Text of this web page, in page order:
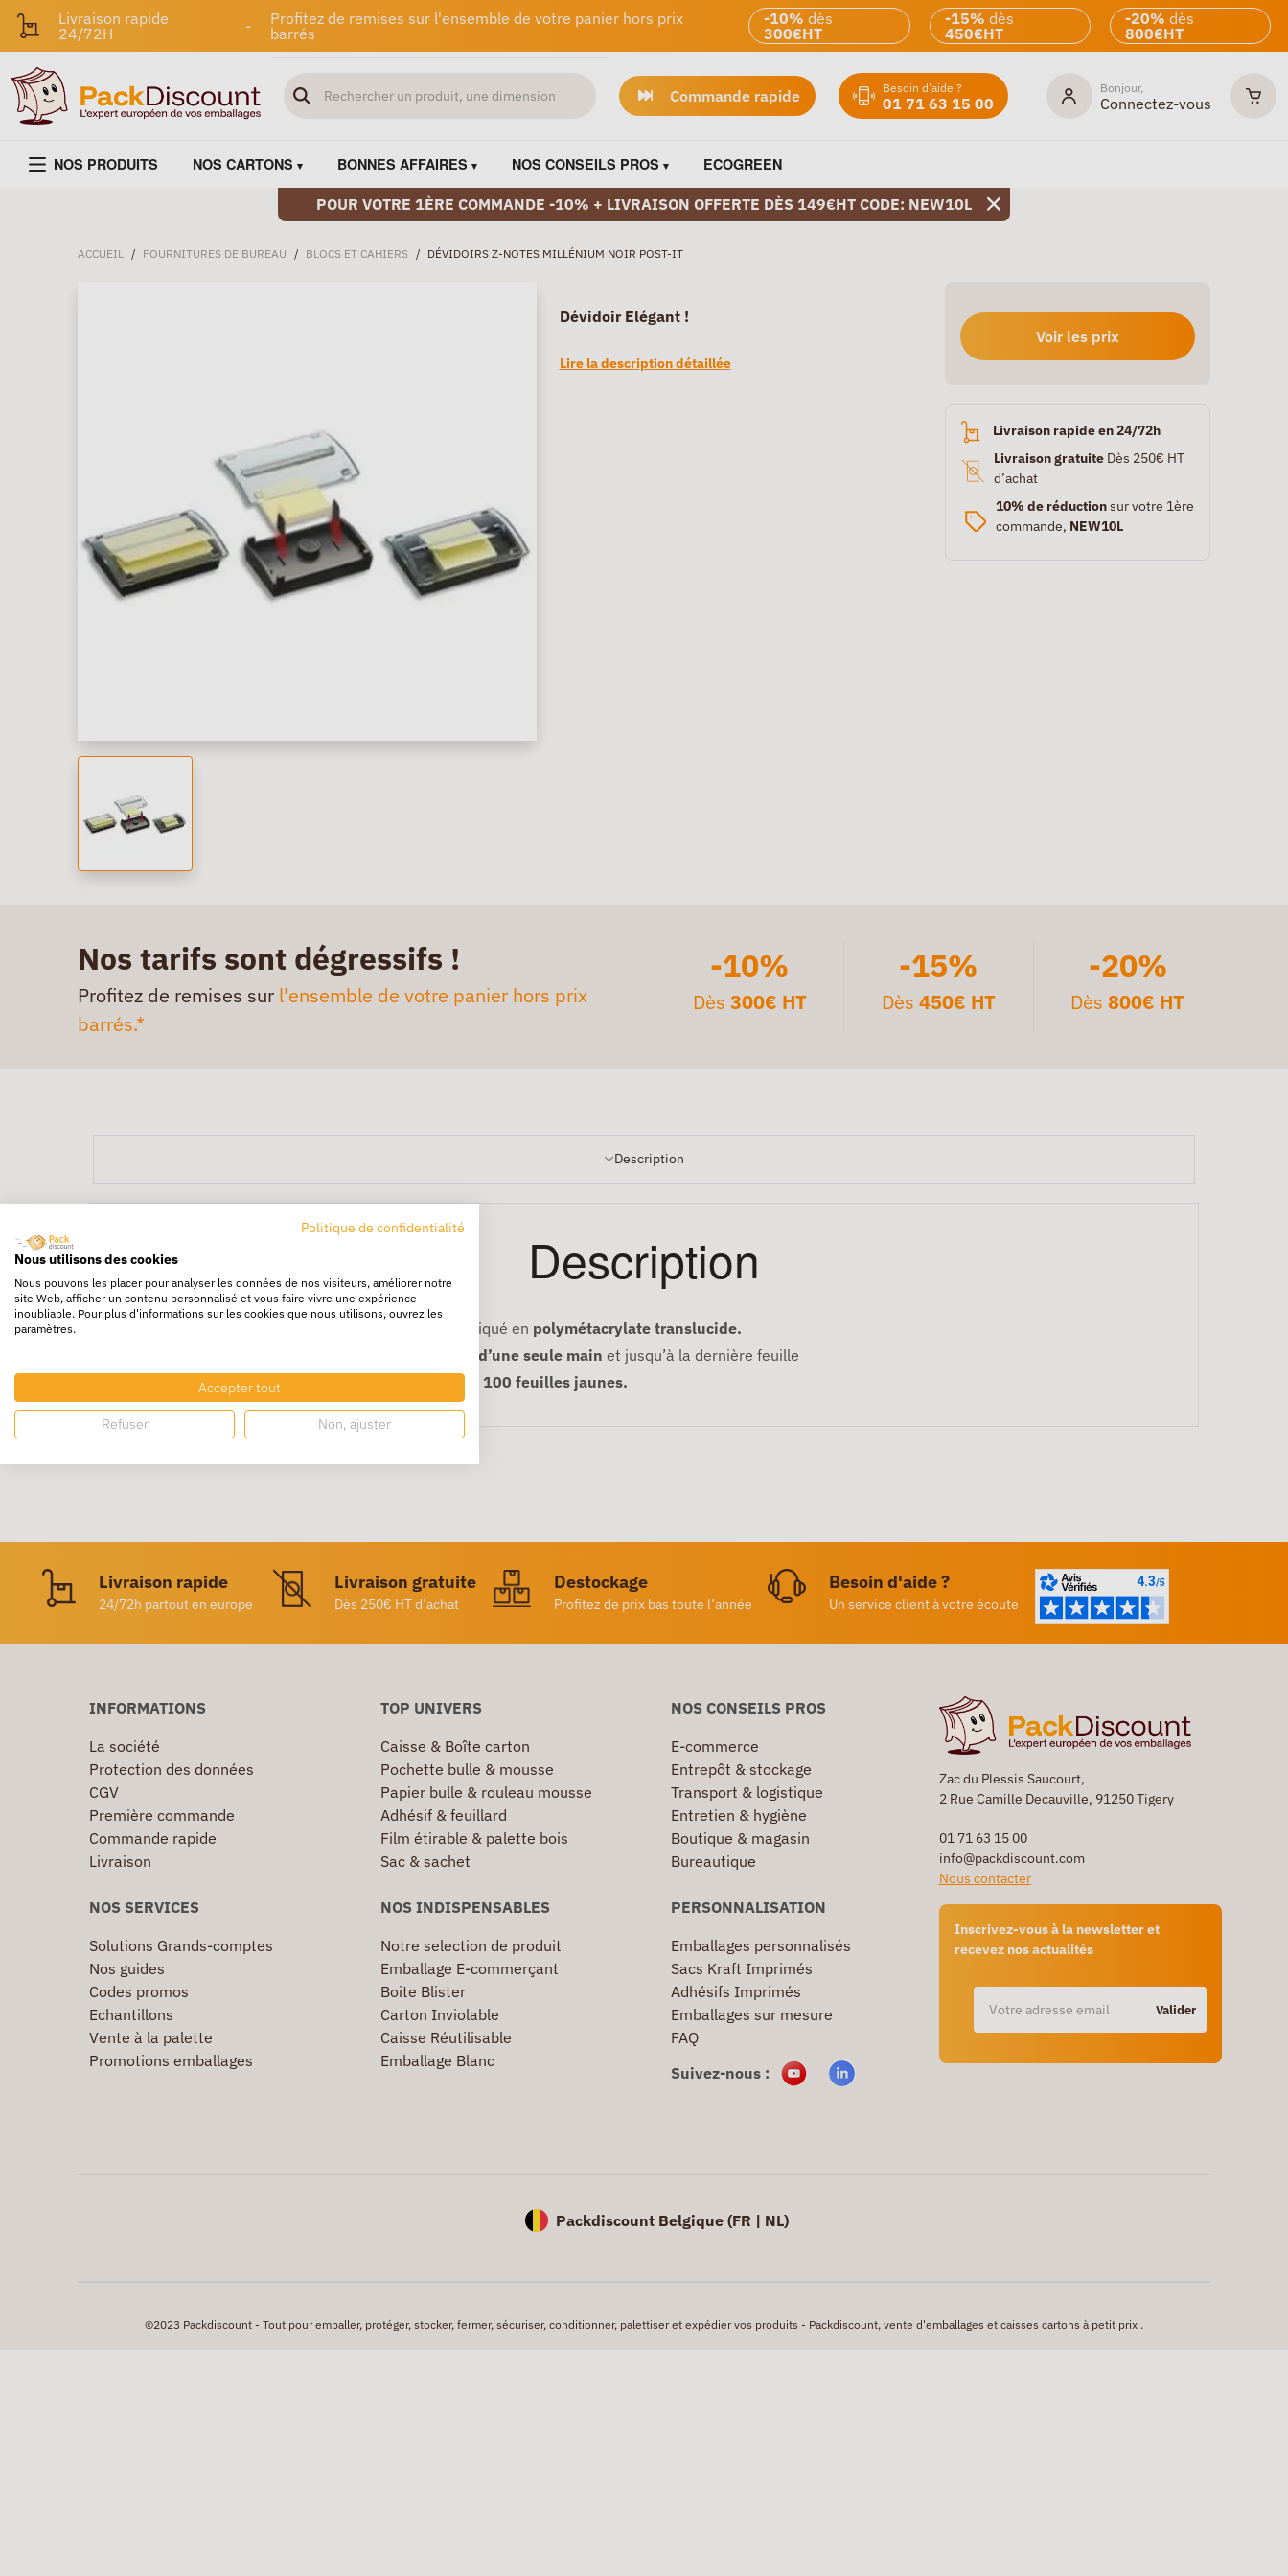
Livraison rapide
24/72H
-
Profitez de remises sur l'ensemble de votre panier hors prix
barrés
-10% dès
300€HT
-15% dès
450€HT
-20% dès
800€HT
Commande rapide Besoin d'aide ?
01 71 63 15 00
Bonjour,
Connectez-vous
NOS PRODUITS NOS CARTONS BONNES AFFAIRES NOS CONSEILS PROS ECOGREEN
POUR VOTRE 1ÈRE COMMANDE -10% + LIVRAISON OFFERTE DÈS 149€HT CODE: NEW10L
ACCUEIL / FOURNITURES DE BUREAU / BLOCS ET CAHIERS / DÉVIDOIRS Z-NOTES MILLÉNIUM NOIR POST-IT
Dévidoir Elégant !
Lire la description détaillée
Voir les prix
Livraison rapide en 24/72h
Livraison gratuiteDès 250€ HT
d’achat
10% de réductionsur votre 1ère
commande, NEW10L
Nos tarifs sont dégressifs !
Profitez de remises sur l'ensemble de votre panier hors prix
barrés.*
-10%
Dès 300€ HT
-15%
Dès 450€ HT
-20%
Dès800€ HT
Description
Description
est fabriqué en polymétacrylate translucide.
attraper les notes d’une seule main et jusqu’à la dernière feuille
fourniture de bureau bloc de 100 feuilles jaunes.
Livraison rapide
24/72h partout en europe
Livraison gratuite
Dès 250€ HT d’achat
Destockage
Profitez de prix bas toute l’année
Besoin d'aide ?
Un service client à votre écoute
Zac du Plessis Saucourt,
2 Rue Camille Decauville, 91250 Tigery
01 71 63 15 00
info@packdiscount.com
Nous contacter
Inscrivez-vous à la newsletter et
recevez nos actualités
Valider
INFORMATIONS
La société
Protection des données
CGV
Première commande
Commande rapide
Livraison
TOP UNIVERS
Caisse & Boîte carton
Pochette bulle & mousse
Papier bulle & rouleau mousse
Adhésif & feuillard
Film étirable & palette bois
Sac & sachet
NOS CONSEILS PROS
E-commerce
Entrepôt & stockage
Transport & logistique
Entretien & hygiène
Boutique & magasin
Bureautique
NOS SERVICES
Solutions Grands-comptes
Nos guides
Codes promos
Echantillons
Vente à la palette
Promotions emballages
NOS INDISPENSABLES
Notre selection de produit
Emballage E-commerçant
Boite Blister
Carton Inviolable
Caisse Réutilisable
Emballage Blanc
PERSONNALISATION
Emballages personnalisés
Sacs Kraft Imprimés
Adhésifs Imprimés
Emballages sur mesure
FAQ
Suivez-nous :
Packdiscount Belgique (FR | NL)
©2023 Packdiscount - Tout pour emballer, protéger, stocker, fermer, sécuriser, conditionner, palettiser et expédier vos produits - Packdiscount, vente d'emballages et caisses cartons à petit prix .
Politique de confidentialité
Nous utilisons des cookies
Nous pouvons les placer pour analyser les données de nos visiteurs, améliorer notre
site Web, afficher un contenu personnalisé et vous faire vivre une expérience
inoubliable. Pour plus d'informations sur les cookies que nous utilisons, ouvrez les
paramètres.
Accepter tout
Refuser Non, ajuster